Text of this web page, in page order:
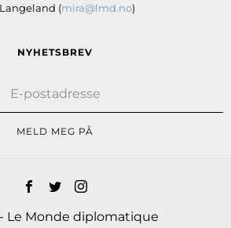
(mira@lmd.no)
NYHETSBREV
MELD MEG PÅ
Le Monde diplomatique